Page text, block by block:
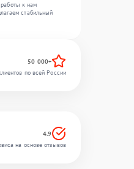
к нам
стабильный
50 000+
по всей России
4.9
на основе отзывов